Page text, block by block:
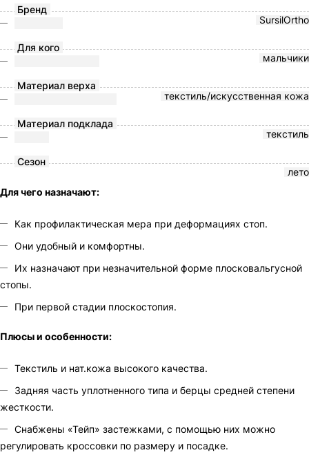
Бренд
SursilOrtho
Для кого
мальчики
Материал верха
текстиль/искусственная кожа
Материал подклада
текстиль
Сезон
лето
Для чего назначают:
Как профилактическая мера при деформациях стоп.
Они удобный и комфортны.
Их назначают при незначительной форме плосковальгусной
стопы.
При первой стадии плоскостопия.
Плюсы и особенности:
Текстиль и нат.кожа высокого качества.
Задняя часть уплотненного типа и берцы средней степени
жесткости.
Снабжены «Тейп» застежками, с помощью них можно
регулировать кроссовки по размеру и посадке.